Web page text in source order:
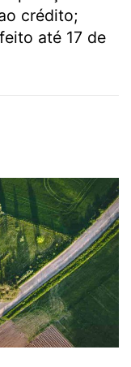
crédito;
até 17 de